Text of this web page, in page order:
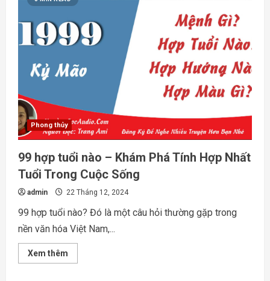
97
Tuổi
Nào
–
Khám
Sự
Kết
Con
Phong thủy
99 hợp tuổi nào – Khám Phá Tính Hợp Nhất
Tuổi Trong Cuộc Sống
admin 22 Tháng 12, 2024
99 hợp tuổi nào? Đó là một câu hỏi thường gặp trong
nền văn hóa Việt Nam,...
Xem thêm
more